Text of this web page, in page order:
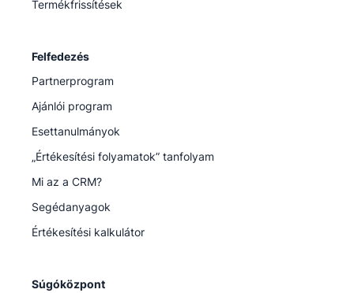
Termékfrissítések
Felfedezés
Partnerprogram
Ajánlói program
Esettanulmányok
„Értékesítési folyamatok” tanfolyam
Mi az a CRM?
Segédanyagok
Értékesítési kalkulátor
Súgóközpont